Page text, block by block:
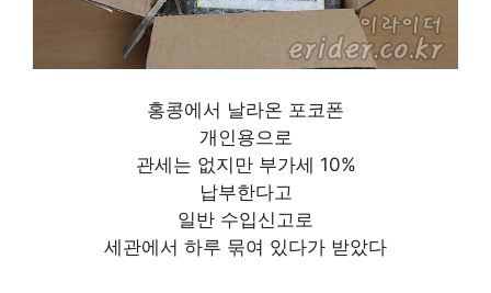
홍콩에서 날라온 포코폰
개인용으로
관세는 없지만 부가세 10%
납부한다고
일반 수입신고로
세관에서 하루 묶여 있다가 받았다